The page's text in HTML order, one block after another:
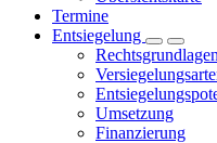
Termine
Entsiegelung
Rechtsgrundlagen
Umsetzung
Finanzierung